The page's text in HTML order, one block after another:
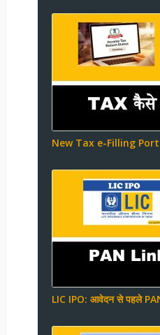
New Tax e-Filling
LIC IPO: आवेदन से पहले